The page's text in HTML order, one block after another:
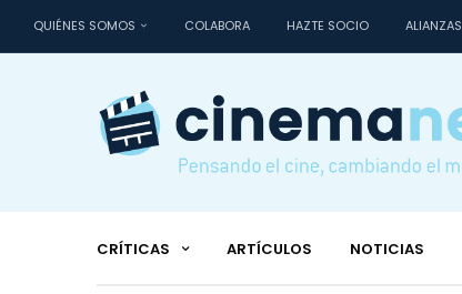
QUIÉNES SOMOS COLABORA HAZTE SOCIO ALIANZAS
CRÍTICAS ARTÍCULOS NOTICIAS